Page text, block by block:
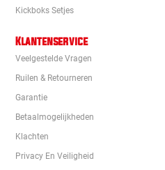
Kickboks Setjes
Klantenservice
Veelgestelde Vragen
Ruilen & Retourneren
Garantie
Betaalmogelijkheden
Klachten
Privacy En Veiligheid